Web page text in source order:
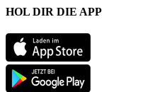
HOL DIR DIE APP